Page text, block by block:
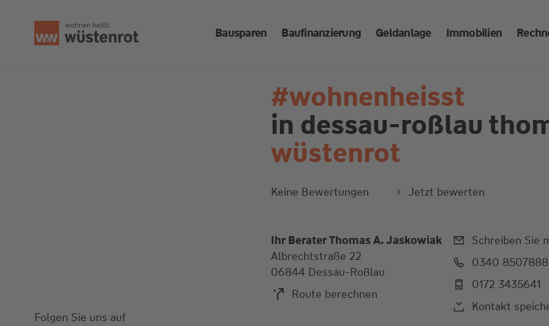
Bausparen Baufinanzierung Geldanlage Immobilien
Folgen Sie uns auf
#wohnenheisst
in dessau-roßlau
wüstenrot
Keine Bewertungen Jetzt bewerten
Ihr Berater Thomas A. Jaskowiak
Albrechtstraße 22
06844 Dessau-Roßlau
Route berechnen
Schreiben Sie
0340 8507888
0172 3435641
Kontakt